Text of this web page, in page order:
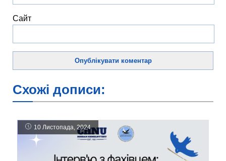
Сайт
Схожі дописи:
10 Листопада, 2024